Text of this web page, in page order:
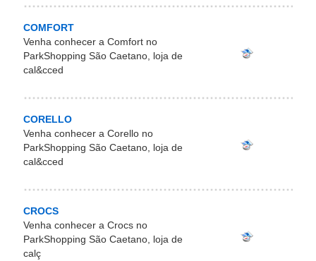
COMFORT
Venha conhecer a Comfort no
ParkShopping São Caetano, loja de
cal&cced
CORELLO
Venha conhecer a Corello no
ParkShopping São Caetano, loja de
cal&cced
CROCS
Venha conhecer a Crocs no
ParkShopping São Caetano, loja de
calç